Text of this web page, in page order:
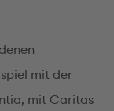
mit der
mit Caritas